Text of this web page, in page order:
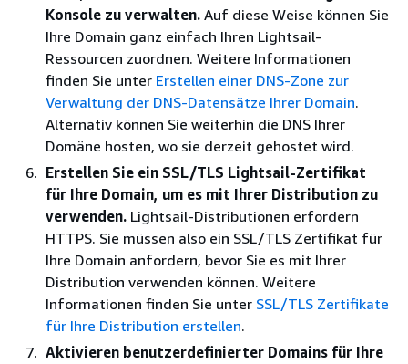
Konsole zu verwalten. Auf diese Weise können Sie
Ihre Domain ganz einfach Ihren Lightsail-
Ressourcen zuordnen. Weitere Informationen
finden Sie unter Erstellen einer DNS-Zone zur
Verwaltung der DNS-Datensätze Ihrer Domain.
Alternativ können Sie weiterhin die DNS Ihrer
Domäne hosten, wo sie derzeit gehostet wird.
Erstellen Sie ein SSL/TLS Lightsail-Zertifikat
für Ihre Domain, um es mit Ihrer Distribution zu
verwenden. Lightsail-Distributionen erfordern
HTTPS. Sie müssen also ein SSL/TLS Zertifikat für
Ihre Domain anfordern, bevor Sie es mit Ihrer
Distribution verwenden können. Weitere
Informationen finden Sie unter SSL/TLS Zertifikate
für Ihre Distribution erstellen.
Aktivieren benutzerdefinierter Domains für Ihre